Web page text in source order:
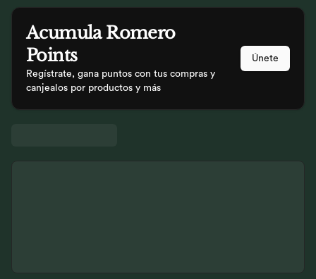
AcumulaRomero
Points
Regístrate, gana puntos con tus compras y
canjealos por productos y más
Únete